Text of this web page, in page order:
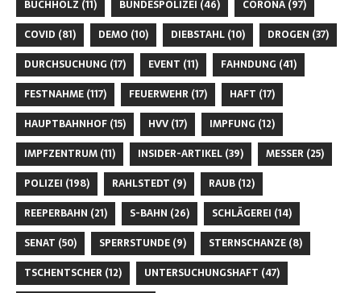
BUCHHOLZ (11) BUNDESPOLIZEI (46) CORONA (97)
COVID (81) DEMO (10) DIEBSTAHL (10) DROGEN (37)
DURCHSUCHUNG (17) EVENT (11) FAHNDUNG (41)
FESTNAHME (117) FEUERWEHR (17) HAFT (17)
HAUPTBAHNHOF (15) HVV (17) IMPFUNG (12)
IMPFZENTRUM (11) INSIDER-ARTIKEL (39) MESSER (25)
POLIZEI (198) RAHLSTEDT (9) RAUB (12)
REEPERBAHN (21) S-BAHN (26) SCHLÄGEREI (14)
SENAT (50) SPERRSTUNDE (9) STERNSCHANZE (8)
TSCHENTSCHER (12) UNTERSUCHUNGSHAFT (47)